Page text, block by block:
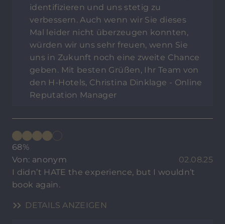
identifizieren und uns stetig zu
verbessern. Auch wenn wir Sie dieses
Mal leider nicht überzeugen konnten,
würden wir uns sehr freuen, wenn Sie
uns in Zukunft noch eine zweite Chance
geben. Mit besten Grüßen, Ihr Team von
den H-Hotels, Christina Dinklage - Online
Reputation Manager
68%
Von: anonym
02.08.25
I didn’t HATE the experience, but I wouldn’t
book again.
DETAILS ANZEIGEN